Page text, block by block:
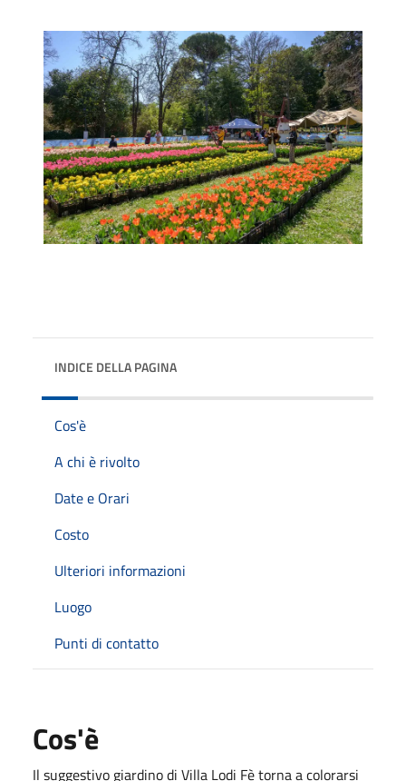
INDICE DELLA PAGINA
Cos'è
A chi è rivolto
Date e Orari
Costo
Ulteriori informazioni
Luogo
Punti di contatto
Cos'è
Il suggestivo giardino di Villa Lodi Fè torna a colorarsi